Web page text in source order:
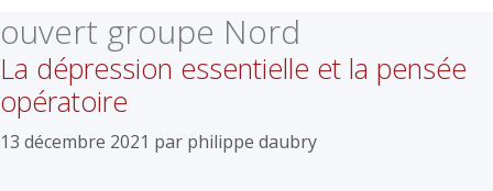
ouvert groupe Nord
La dépression essentielle et la pensée
opératoire
13 décembre 2021 par philippe daubry